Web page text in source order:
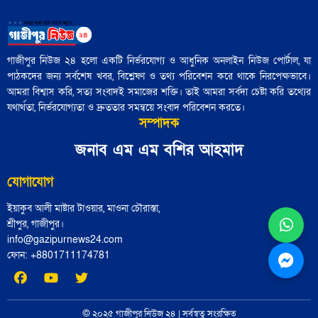
৪৮ হাজার পুলিশ সদস্য নির্বাচনী প্রশিক্ষণ
সম্পন্ন: পুলিশ সদর দপ্তর
জামায়াতের চূড়ান্ত প্রার্থী তালিকা শিগগিরই
ঘোষণা করবেন শফিকুর রহমান
হাসনাত, সারজিস, আখতার ও নাসীরের
মিচেল হে
গাজীপুর নিউজ ২৪ হলো একটি নির্ভরযোগ্য ও আধুনিক অনলাইন নিউজ পোর্টাল, যা
পাঠকদের জন্য সর্বশেষ খবর, বিশ্লেষণ ও তথ্য পরিবেশন করে থাকে নিরপেক্ষভাবে।
আমরা বিশ্বাস করি, সত্য সংবাদই সমাজের শক্তি। তাই আমরা সর্বদা চেষ্টা করি তথ্যের
যথার্থতা, নির্ভরযোগ্যতা ও দ্রুততার সমন্বয়ে সংবাদ পরিবেশন করতে।
সম্পাদক
জনাব এম এম বশির আহমাদ
যোগাযোগ
ইয়াকুব আলী মাষ্টার টাওয়ার, মাওনা চৌরাস্তা,
শ্রীপুর, গাজীপুর।
info@gazipurnews24.com
ফোন: ‪+8801711174781‬
© ২০২৫ গাজীপুর নিউজ ২৪ | সর্বস্বত্ব সংরক্ষিত